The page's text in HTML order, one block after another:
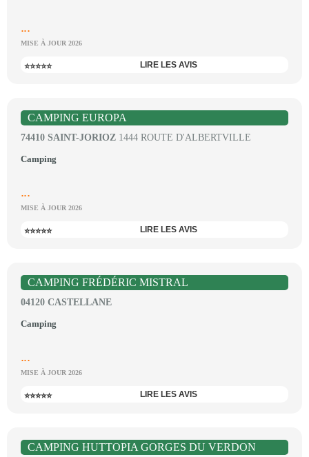
...
MISE À JOUR 2026
⭐⭐⭐⭐⭐ LIRE LES AVIS
CAMPING EUROPA
74410 SAINT-JORIOZ 1444 ROUTE D'ALBERTVILLE
Camping
...
MISE À JOUR 2026
⭐⭐⭐⭐⭐ LIRE LES AVIS
CAMPING FRÉDÉRIC MISTRAL
04120 CASTELLANE
Camping
...
MISE À JOUR 2026
⭐⭐⭐⭐⭐ LIRE LES AVIS
CAMPING HUTTOPIA GORGES DU VERDON